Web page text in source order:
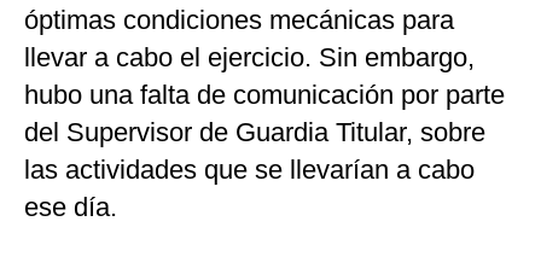
óptimas condiciones mecánicas para
llevar a cabo el ejercicio. Sin embargo,
hubo una falta de comunicación por parte
del Supervisor de Guardia Titular, sobre
las actividades que se llevarían a cabo
ese día.